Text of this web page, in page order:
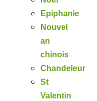
Epiphanie
Nouvel
an
chinois
Chandeleur
St
Valentin